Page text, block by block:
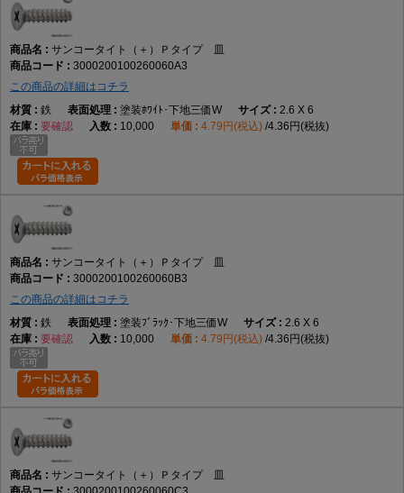
サンコータイト（＋）Ｐタイプ 皿
3000200100260060A3
この商品の詳細はコチラ
鉄
塗装ﾎﾜｲﾄ･下地三価W
2.6 X 6
要確認
10,000 4.79円(税込) 4.36円(税抜)
サンコータイト（＋）Ｐタイプ 皿
3000200100260060B3
この商品の詳細はコチラ
鉄
塗装ﾌﾞﾗｯｸ･下地三価W
2.6 X 6
要確認
10,000 4.79円(税込) 4.36円(税抜)
サンコータイト（＋）Ｐタイプ 皿